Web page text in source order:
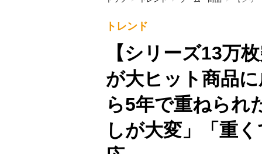
トレンド
【シリーズ13万
が大ヒット商品
ら5年で重ねられ
しが大変」「重